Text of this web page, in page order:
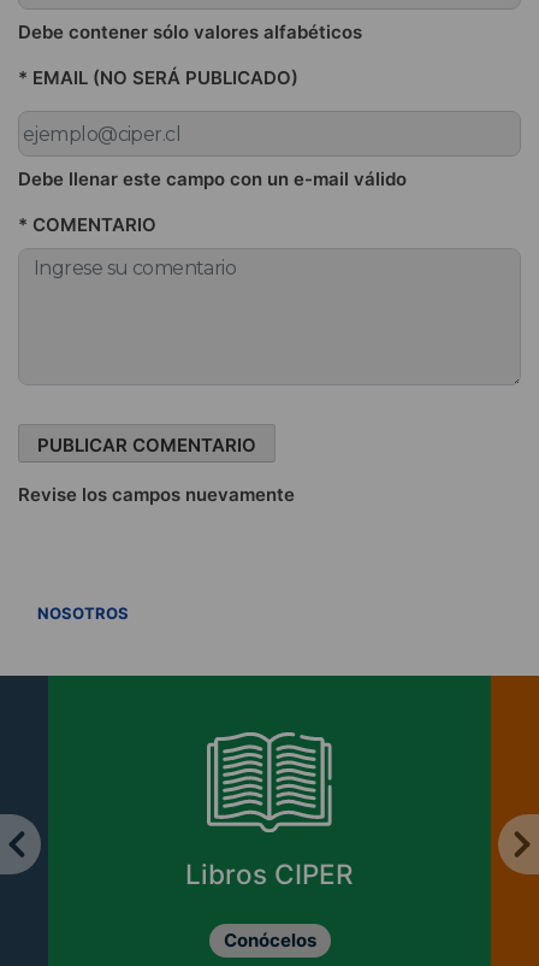
Debe contener sólo valores alfabéticos
* EMAIL (NO SERÁ PUBLICADO)
Debe llenar este campo con un e-mail válido
* COMENTARIO
Revise los campos nuevamente
NOSOTROS
Libros CIPER
Conócelos